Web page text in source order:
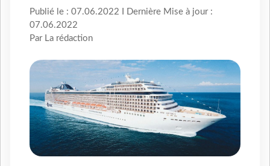
Publié le : 07.06.2022 I Dernière Mise à jour :
07.06.2022
Par La rédaction